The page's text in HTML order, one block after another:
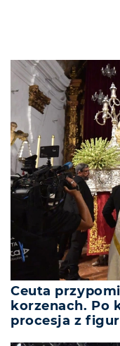
Ceuta
korzenach. Po
procesja z